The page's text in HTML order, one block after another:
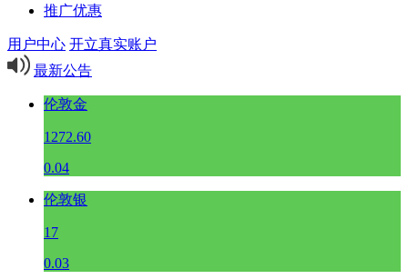
推广优惠
用户中心 开立真实账户
最新公告
伦敦金
1272.60
0.04
伦敦银
17
0.03